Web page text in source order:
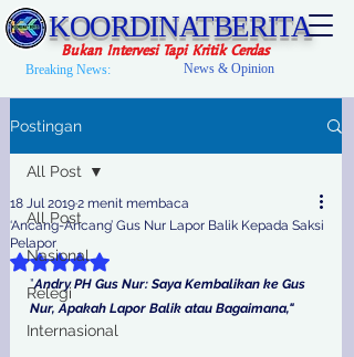
KOORDINATBERITA
Bukan Intervesi Tapi Kritik Cerdas
Breaking News: News & Opinion
Postingan
All Post
Nasional
Relegi
Internasional
All Post
‘Ancang-Ancang’ Gus Nur Lapor Balik Kepada Saksi
Pelapor
18 Jul 20192 menit membaca
Dinilai NaN dari 5 bintang.
”Andry PH Gus Nur: Saya Kembalikan ke Gus
Nur, Apakah Lapor Balik atau Bagaimana,"